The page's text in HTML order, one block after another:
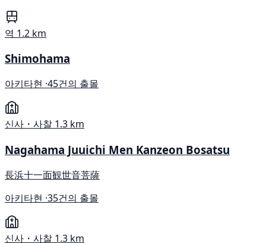
역 1.2 km
Shimohama
아키타현 ·45건의 출몰
신사・사찰 1.3 km
Nagahama Juuichi Men Kanzeon Bosatsu
長浜十一面観世音菩薩
아키타현 ·35건의 출몰
신사・사찰 1.3 km